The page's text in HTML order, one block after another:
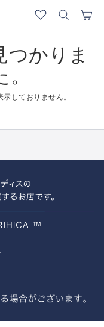
つかりま
しておりません。